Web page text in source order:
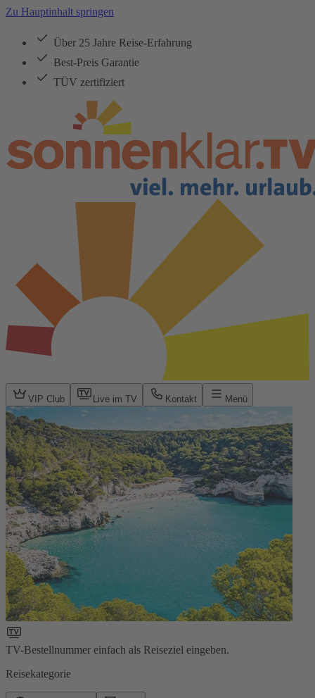
Zu Hauptinhalt springen
Über 25 Jahre Reise-Erfahrung
Best-Preis Garantie
TÜV zertifiziert
VIP Club Live im TV Kontakt Menü
TV-Bestellnummer einfach als Reiseziel eingeben.
Reisekategorie